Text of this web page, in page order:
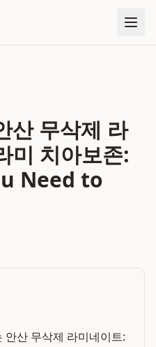
산 무삭제 라
미 치아보존:
Need to
안산 무삭제 라미네이트: